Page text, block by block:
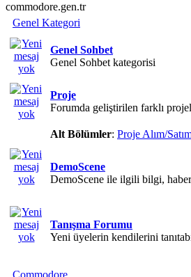
commodore.gen.tr
Genel Kategori
Genel Sohbet
Genel Sohbet kategorisi
Proje
Forumda geliştirilen farklı
Alt Bölümler: Proje Alım/
DemoScene
DemoScene ile ilgili bilgi,
Tanışma Forumu
Yeni üyelerin kendilerini